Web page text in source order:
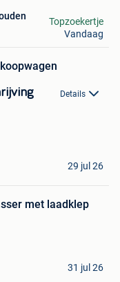
Topzoekertje
Vandaag
Details
29 jul 26
met laadklep
31 jul 26